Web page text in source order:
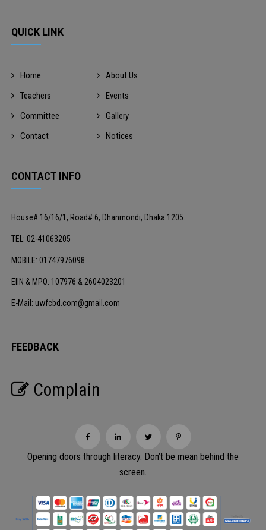
QUICK LINK
Home
About Us
Teachers
Events
Committee
Gallery
Contact
Notices
CONTACT INFO
House# 16/16/1, Road# 6, Dhanmondi, Dhaka 1205.
TEL: 02-41063205
MOBILE: 01747976098
EIIN & MPO: 107976 & 2604023201
E-Mail: uwfcbd.com@gmail.com
FEEDBACK
Complain
Opening doors through literacy. Don’t be mean behind the
screen.